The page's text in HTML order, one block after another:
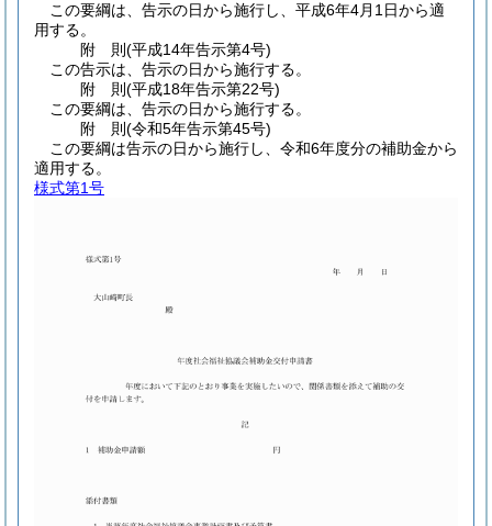
この要綱は、告示の日から施行し、平成6年4月1日から適
用する。
附 則(平成14年告示第4号)
この告示は、告示の日から施行する。
附 則(平成18年告示第22号)
この要綱は、告示の日から施行する。
附 則(令和5年告示第45号)
この要綱は告示の日から施行し、令和6年度分の補助金から
適用する。
様式第1号